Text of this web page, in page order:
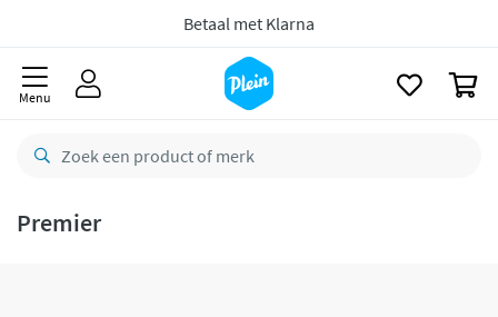
Betaal met Klarna
Menu
Premier